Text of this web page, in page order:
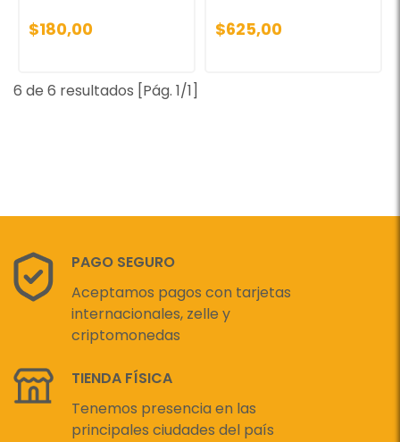
$180,00 $625,00
6 de 6 resultados [Pág. 1/1]
PAGO SEGURO
Aceptamos pagos con tarjetas
internacionales, zelle y
criptomonedas
TIENDA FÍSICA
Tenemos presencia en las
principales ciudades del país